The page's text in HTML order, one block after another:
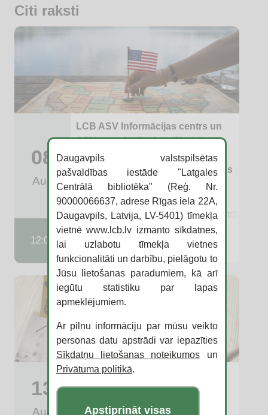
Citi raksti
08
Aug
12:00
LCB ASV Informācijas centrs un
ASV vēstniecība Latvijā aicina
iepazīt Amerikas Savienotās
Valstis jauniešu festivālā “Artišoks
2026”
Daugavpils, Lielā Stropu ezera Centrālā
ASV Informācijas centrs
13
Aug
Atklāj Čiekuru ielu no jauna!
Čiekuru iela 5-1B
Daugavpils valstspilsētas
pašvaldības iestāde "Latgales
Centrālā bibliotēka" (Reģ. Nr.
90000066637, adrese Rīgas iela 22A,
Daugavpils, Latvija, LV-5401) tīmekļa
vietnē www.lcb.lv izmanto sīkdatnes,
lai uzlabotu tīmekļa vietnes
funkcionalitāti un darbību, pielāgotu to
Jūsu lietošanas paradumiem, kā arī
iegūtu statistiku par lapas
apmeklējumiem.
Ar pilnu informāciju par mūsu veikto
personas datu apstrādi var iepazīties
Sīkdatņu lietošanas noteikumos un
Privātuma politikā.
Apstiprināt visas